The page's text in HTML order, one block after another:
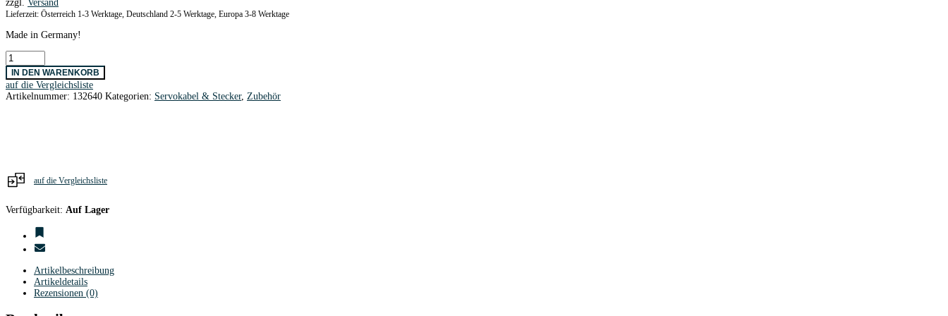
zzgl. Versand
Lieferzeit: Österreich 1-3 Werktage, Deutschland 2-5 Werktage, Europa 3-8 Werktage
Made in Germany!
Servokabel
0,14
mm²
flach
Meterware
IN DEN WARENKORB
auf die Vergleichsliste
Artikelnummer: 132640 Kategorien: Servokabel & Stecker, Zubehör
auf die Vergleichsliste
Verfügbarkeit: Auf Lager
Artikelbeschreibung
Artikeldetails
Rezensionen (0)